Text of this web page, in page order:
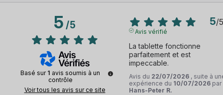
5/5
Basé sur 1 avis soumis à un
contrôle
Voir tous les avis sur ce site
5/5
Avis vérifié
La tablette fonctionne
parfaitement et est
impeccable.
Avis du 22/07/2026 , suite à
expérience du 10/07/2026 par
Hans-Peter R.